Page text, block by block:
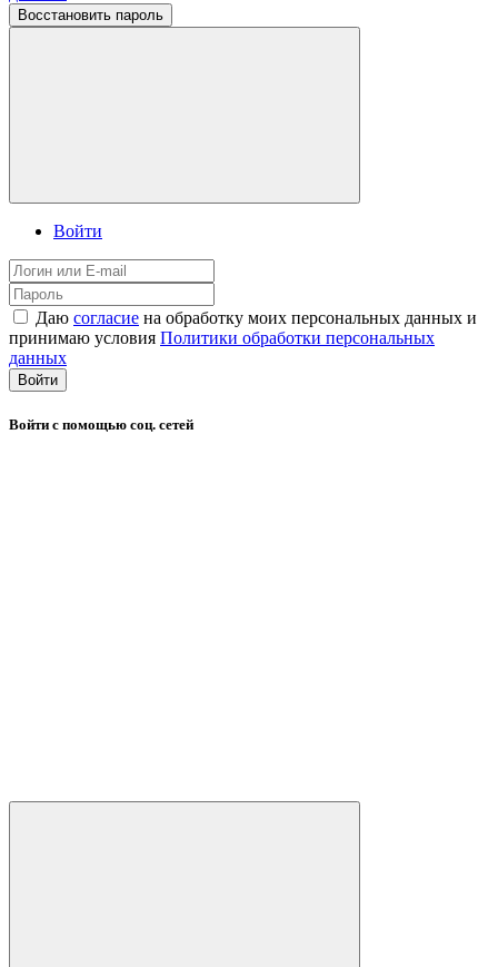
Восстановить пароль
Войти
Даю согласие на обработку моих персональных данных и
принимаю условия Политики обработки персональных
данных
Войти
Войти с помощью соц. сетей